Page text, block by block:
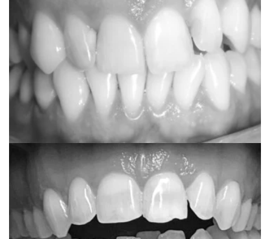
Sanja